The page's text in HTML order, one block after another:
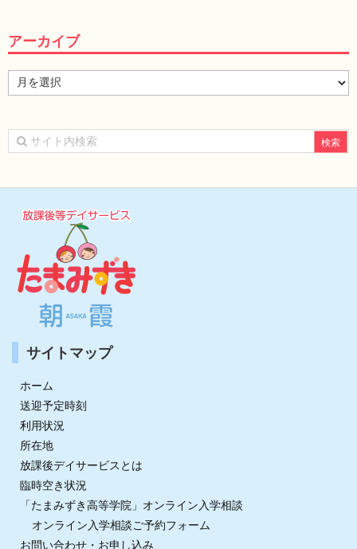
アーカイブ
ー
イ
ブ
サイトマップ
ホーム
送迎予定時刻
利用状況
所在地
放課後デイサービスとは
臨時空き状況
「たまみずき高等学院」オンライン入学相談
オンライン入学相談ご予約フォーム
お問い合わせ・お申し込み